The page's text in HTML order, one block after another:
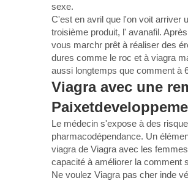
sexe.
C'est en avril que l'on voit arriver
troisième produit, l' avanafil.
vous marchr prêt à réaliser des
dures comme le roc et à viagra
aussi longtemps que comment à
Viagra avec une
Le médecin s'expose à des
pharmacodépendance. Un
viagra de Viagra avec les
capacité à améliorer la comment
Ne voulez Viagra pas cher inde